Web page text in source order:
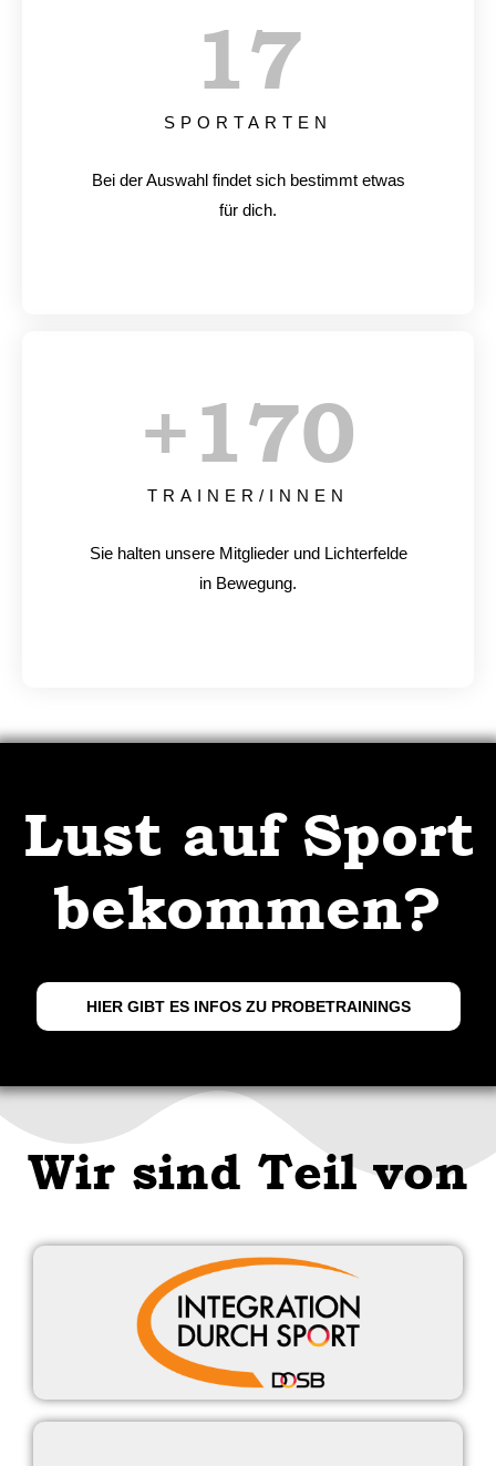
SPORTARTEN
17
Bei der Auswahl findet sich bestimmt etwas
für dich.
TRAINER/INNEN
+170
Sie halten unsere Mitglieder und Lichterfelde
in Bewegung.
Lust auf Sport
bekommen?
HIER GIBT ES INFOS ZU PROBETRAININGS
Wir sind Teil von